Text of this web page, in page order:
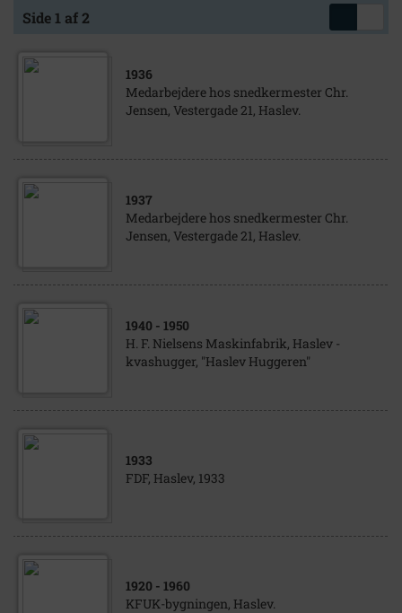
Side 1 af 2
1936
Medarbejdere hos snedkermester Chr.
Jensen, Vestergade 21, Haslev.
1937
Medarbejdere hos snedkermester Chr.
Jensen, Vestergade 21, Haslev.
1940 - 1950
H. F. Nielsens Maskinfabrik, Haslev -
kvashugger, "Haslev Huggeren"
1933
FDF, Haslev, 1933
1920 - 1960
KFUK-bygningen, Haslev.